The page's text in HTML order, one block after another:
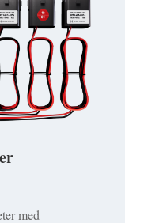
med